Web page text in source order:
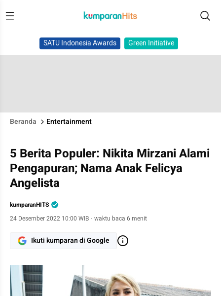
SATU Indonesia Awards Green Initiative
Beranda Entertainment
5 Berita Populer: Nikita Mirzani Alami
Pengapuran; Nama Anak Felicya
Angelista
kumparanHITS
24 Desember 2022 10:00 WIB · waktu baca 6 menit
Ikuti kumparan di Google